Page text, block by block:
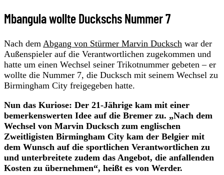
Mbangula wollte Duckschs Nummer 7
Nach dem Abgang von Stürmer Marvin Ducksch war der
Außenspieler auf die Verantwortlichen zugekommen und
hatte um einen Wechsel seiner Trikotnummer gebeten – er
wollte die Nummer 7, die Ducksch mit seinem Wechsel zu
Birmingham City freigegeben hatte.
Nun das Kuriose: Der 21-Jährige kam mit einer
bemerkenswerten Idee auf die Bremer zu. „Nach dem
Wechsel von Marvin Ducksch zum englischen
Zweitligisten Birmingham City kam der Belgier mit
dem Wunsch auf die sportlichen Verantwortlichen zu
und unterbreitete zudem das Angebot, die anfallenden
Kosten zu übernehmen“, heißt es von Werder.